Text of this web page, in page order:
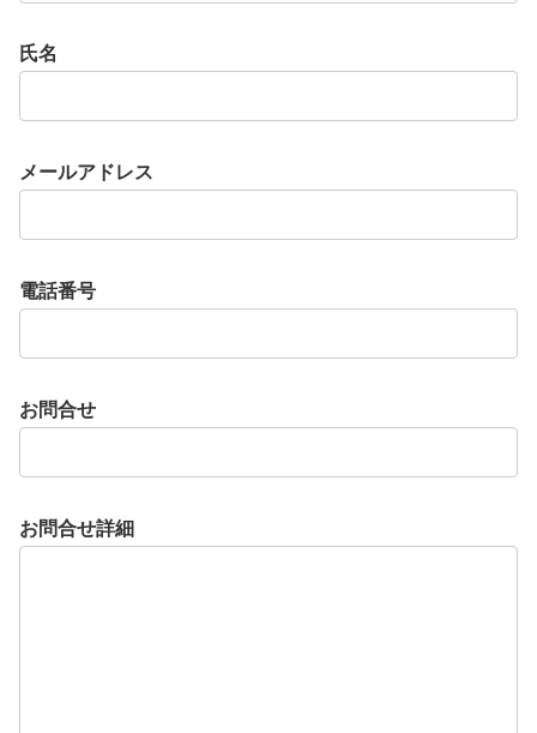
氏名
メールアドレス
電話番号
お問合せ
お問合せ詳細